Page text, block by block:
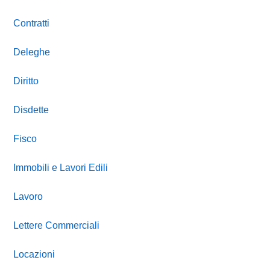
Contratti
Deleghe
Diritto
Disdette
Fisco
Immobili e Lavori Edili
Lavoro
Lettere Commerciali
Locazioni